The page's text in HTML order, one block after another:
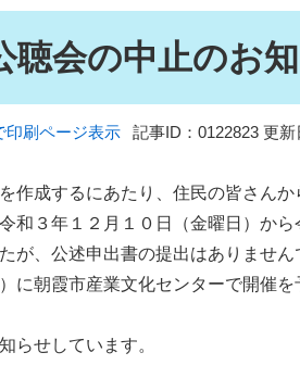
聴会の中止のお
印刷ページ表示 記事ID：0122823 更新
成するにあたり、住民の皆さんか
和３年１２月１０日（金曜日）から
が、公述申出書の提出はありません
に朝霞市産業文化センターで開催を
らせしています。